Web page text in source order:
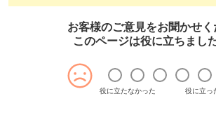
お客様のご意見をお聞かせく
このページは役に立ちまし
役に立たなかった 役に立っ